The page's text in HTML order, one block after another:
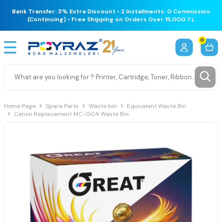
Bank Transfer: 3% Extra Discount • 2 Installments: 0 Commission
(Continuing) • Free Shipping on Orders Over 15,000 TL
0
Home Page Spare Parts Waste bin
Equivalent Waste Bin
Canon Replacement MC-G04 Waste Bin